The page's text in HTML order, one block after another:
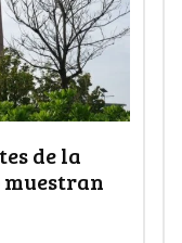
de la
muestran